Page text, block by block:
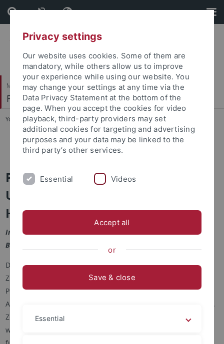
Skip
to
content
Skip
to
footer
Mathematisch-Naturwissenschaftliche Fakultät
Fachbereich Chemie
You are here: Startseite ... Promotionskolleg
IPB-Workshop
Promotionskolleg IPMB der
Universität Tübingen und
Hochschule Reutlingen
Intelligente Prozess- und Materialentwicklung in der
Biomateriomics
Das kooperative Promotionskolleg IPMB ist ein
Zusammenschluss von Forschungsgruppen aus dem Bereich
Polymerchemie, Biomaterialien, physikalisch-chemischer
Analytik, Informatik sowie Zellbiologie und Tissue Engineering.
Zentrales Ziel des interdisziplinären Kollegs ist es, einen
wesentlichen Beitrag zur Entwicklung von
Privacy settings
Our website uses cookies. Some of them are
mandatory, while others allow us to improve
your experience while using our website. You
may change your settings at any time via the
Data Privacy Statement at the bottom of the
page. When you accept the cookies for video
playback, third-party providers may set
additional cookies for targeting and advertising
purposes and your data may be linked to the
third party’s other services.
Essential Videos
Accept all
or
Save & close
Essential